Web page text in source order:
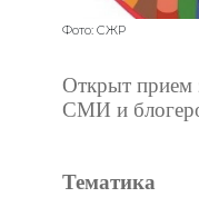
Фото: СЖР
Открыт прием
СМИ и
Тематика